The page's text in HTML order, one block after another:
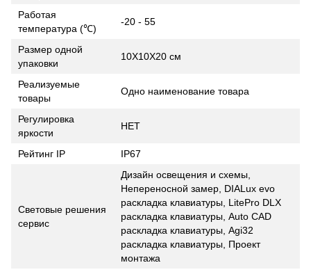
Работая
температура (℃)
-20 - 55
Размер одной
упаковки
10X10X20 см
Реализуемые
товары
Одно наименование товара
Регулировка
яркости
НЕТ
Рейтинг IP IP67
Световые решения
сервис
Дизайн освещения и схемы,
Непереносной замер, DIALux evo
раскладка клавиатуры, LitePro DLX
раскладка клавиатуры, Auto CAD
раскладка клавиатуры, Agi32
раскладка клавиатуры, Проект
монтажа